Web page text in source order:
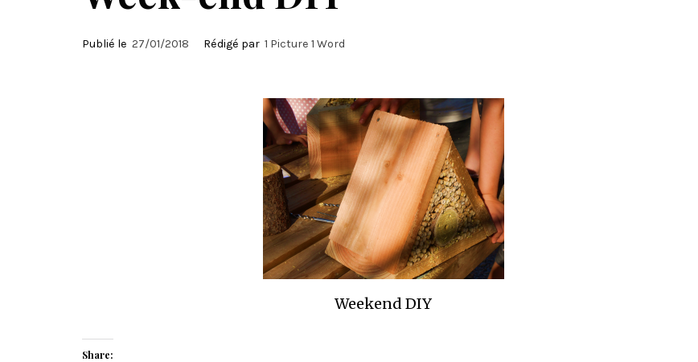
Publié le 27/01/2018 Rédigé par 1 Picture 1 Word
Weekend DIY
Share: